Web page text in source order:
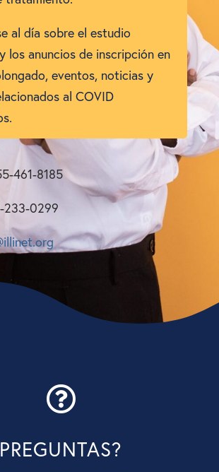
al día sobre el estudio
los anuncios de inscripción en
eventos, noticias y
al COVID
461-8185
0299

PREGUNTAS?